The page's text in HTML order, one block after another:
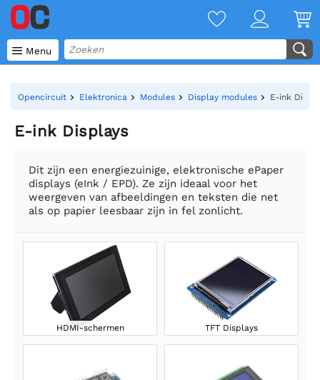
 Menu
Opencircuit Elektronica Modules Display modules E-ink
E-ink Displays
Dit zijn een energiezuinige, elektronische ePaper
displays (eInk / EPD). Ze zijn ideaal voor het
weergeven van afbeeldingen en teksten die net
als op papier leesbaar zijn in fel zonlicht.
HDMI-schermen TFT Displays